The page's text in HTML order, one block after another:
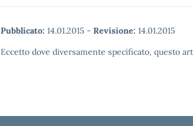
Pubblicato: 14.01.2015 - Revisione: 14.01.2015
Eccetto dove diversamente specificato, questo